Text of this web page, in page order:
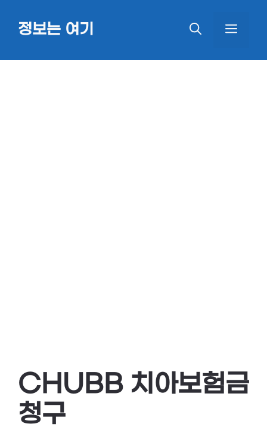
정보는 여기
CHUBB 치아보험금
청구